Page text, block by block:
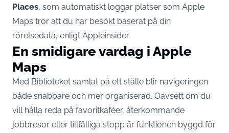
Places, som automatiskt loggar platser som Apple
Maps tror att du har besökt baserat på din
rörelsedata, enligt Appleinsider.
En smidigare vardag i Apple
Maps
Med Biblioteket samlat på ett ställe blir navigeringen
både snabbare och mer organiserad. Oavsett om du
vill hålla reda på favoritkaféer, återkommande
jobbresor eller tillfälliga stopp är funktionen byggd för